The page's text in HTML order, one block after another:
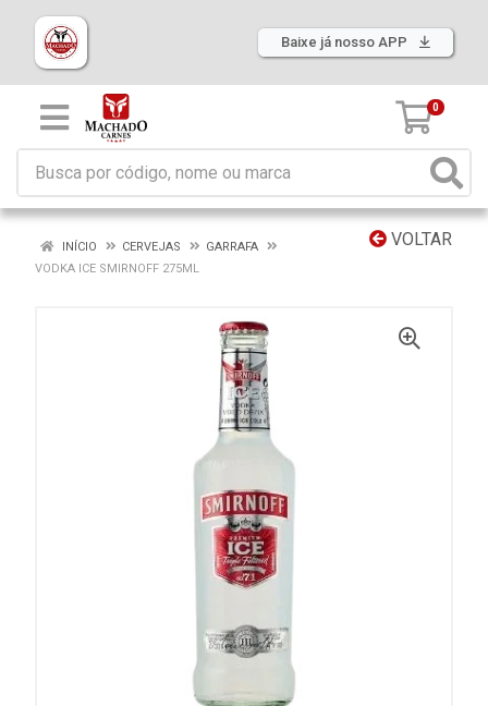
Baixe já nosso APP
0
VOLTAR
INÍCIO CERVEJAS
GARRAFA
VODKA ICE SMIRNOFF 275ML